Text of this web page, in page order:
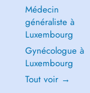
Médecin
généraliste à
Luxembourg
Gynécologue à
Luxembourg
Tout voir →